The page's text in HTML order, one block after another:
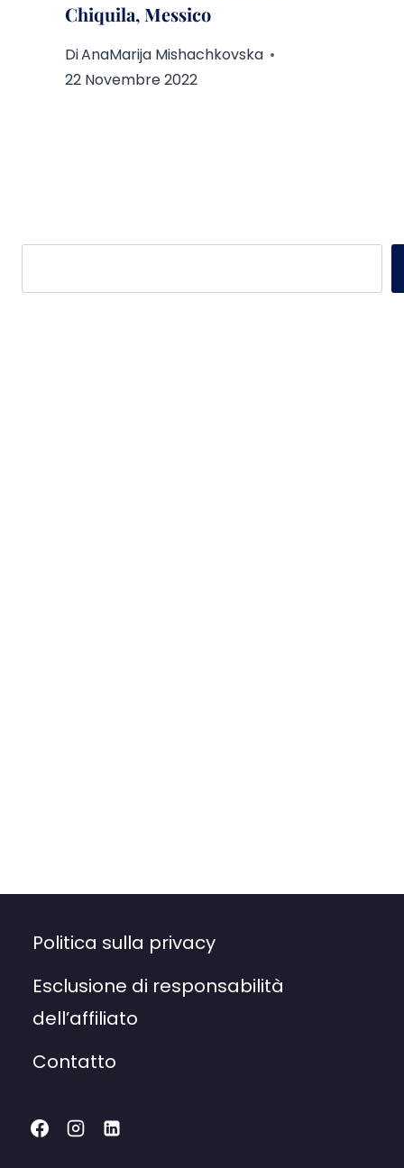
Chiquila, Messico
DiAnaMarija Mishachkovska
22 Novembre 2022
Politica sulla privacy
Esclusione di responsabilità
dell’affiliato
Contatto